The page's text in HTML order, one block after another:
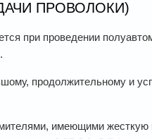
ПРОВОЛОКИ)
при проведении
продолжительному и
имеющими жесткую